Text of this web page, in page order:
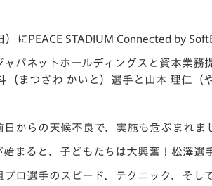
ムスケジュール
メディア
）にPEACE STADIUM Connected by
ャパネットホールディングスと資本業
（まつざわ かいと）選手 と 山本 理仁（
日からの天候不良で、実施も危ぶまれま
始まると、子どもたちは大興奮！松澤選
プロ選手のスピード、テクニック、そし